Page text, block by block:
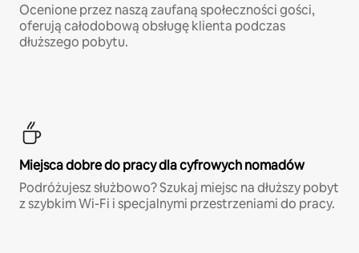
Ocenione przez naszą zaufaną społeczności gości,
oferują całodobową obsługę klienta podczas
dłuższego pobytu.
Miejsca dobre do pracy dla cyfrowych nomadów
Podróżujesz służbowo? Szukaj miejsc na dłuższy pobyt
z szybkim Wi-Fi i specjalnymi przestrzeniami do pracy.